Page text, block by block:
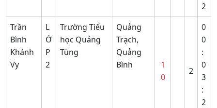
2
Trần
Bình
Khánh
Vy
L
Ớ
P
2
Trường Tiểu
học Quảng
Tùng
Quảng
Trạch,
Quảng
Bình
1
0
2
0
0
:
0
3
:
2